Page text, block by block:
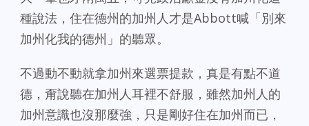
種說法，住在德州的加州人才是Abbott喊「別來
加州化我的德州」的聽眾。
不過動不動就拿加州來選票提款，真是有點不道
德，甭說聽在加州人耳裡不舒服，雖然加州人的
加州意識也沒那麼強，只是剛好住在加州而已，